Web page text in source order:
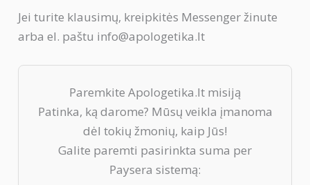
Jei turite klausimų, kreipkitės Messenger žinute
arba el. paštu info@apologetika.lt
Paremkite Apologetika.lt misiją
Patinka, ką darome? Mūsų veikla įmanoma
dėl tokių žmonių, kaip Jūs!
Galite paremti pasirinkta suma per
Paysera sistemą: